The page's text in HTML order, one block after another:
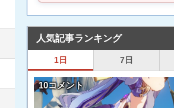
人気記事ランキング
1日 7日
10コメント